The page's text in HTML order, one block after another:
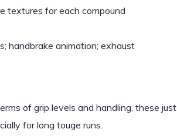
textures for each compound
handbrake animation; exhaust
of grip levels and handling, these just
for long touge runs.